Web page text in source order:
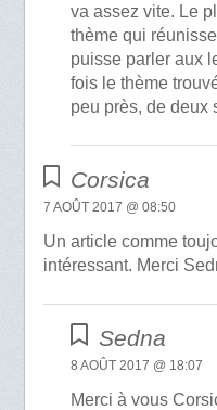
va assez vite. Le
thème qui
puisse parler aux
fois le thème
peu près, de deux
Corsica
7 AOÛT 2017 @ 08:50
Un article comme
intéressant. Merci
Sedna
8 AOÛT 2017 @ 18:07
Merci à vous